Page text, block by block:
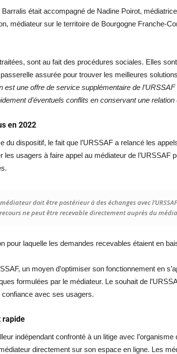
était accompagné de Nadine Poirot,
médiateur sur le territoire de Bourgogne Franche-
sont au fait des procédures sociales. Elles
assurée pour trouver les meilleures
est une offre de service supplémentaire de
d’éventuels conflits en conservant une
en 2022
du dispositif, le fait que l’URSSAF a relancé les
les usagers à faire appel au médiateur de l’URSSAF
doit être postérieur à des échanges avec
ne peut être recevable directement auprès du
pour laquelle les demandes recevables étaient en
un moyen d’optimiser son fonctionnement en
formulées par le médiateur. Le souhait de
confiance avec ses usagers.
rapide
indépendant confronté à un litige avec l’organisme
directement sur son espace en ligne. Les